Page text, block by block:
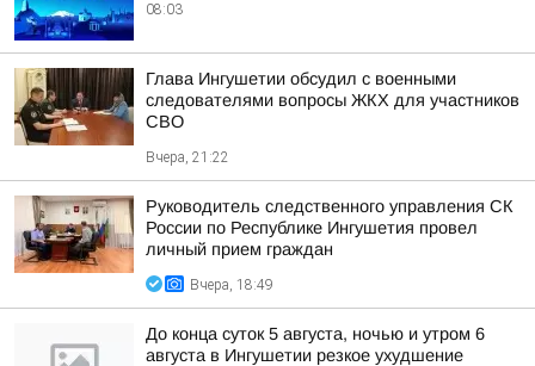
08:03
Глава Ингушетии обсудил с военными
следователями вопросы ЖКХ для участников
СВО
Вчера, 21:22
Руководитель следственного управления СК
России по Республике Ингушетия провел
личный прием граждан
Вчера, 18:49
До конца суток 5 августа, ночью и утром 6
августа в Ингушетии резкое ухудшение